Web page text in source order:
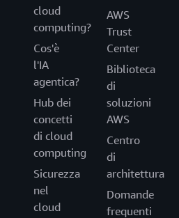
cloud
computing?
Cos'è
l'IA
agentica?
Hub dei
concetti
di cloud
computing
Sicurezza
nel
cloud
AWS
Trust
Center
Biblioteca
di
soluzioni
AWS
Centro
di
architettura
Domande
frequenti